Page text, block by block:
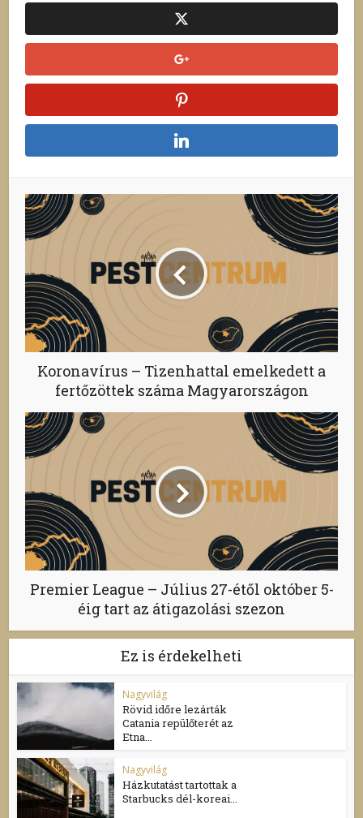
Koronavírus – Tizenhattal emelkedett a
fertőzöttek száma Magyarországon
Premier League – Július 27-étől október 5-
éig tart az átigazolási szezon
Ez is érdekelheti
Nagyvilág
Rövid időre lezárták
Catania repülőterét az
Etna...
Nagyvilág
Házkutatást tartottak a
Starbucks dél-koreai...